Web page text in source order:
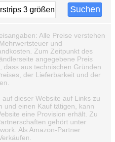
Alle Preise verstehen
und
Zum Zeitpunkt des
angegebene Preis
dass aus technischen Gründen
der Lieferbarkeit und der
dieser Website auf Links zu
und einen Kauf tätigen, kann
eine Provision erhält. Zu
gehört unter
Als Amazon-Partner